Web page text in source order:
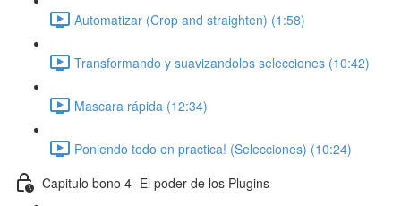
Automatizar (Crop and straighten) (1:58)
Transformando y suavizandolos selecciones (10:42)
Mascara rápida (12:34)
Poniendo todo en practica! (Selecciones) (10:24)
Capitulo bono 4- El poder de los Plugins